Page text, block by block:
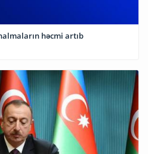
həcmi artıb